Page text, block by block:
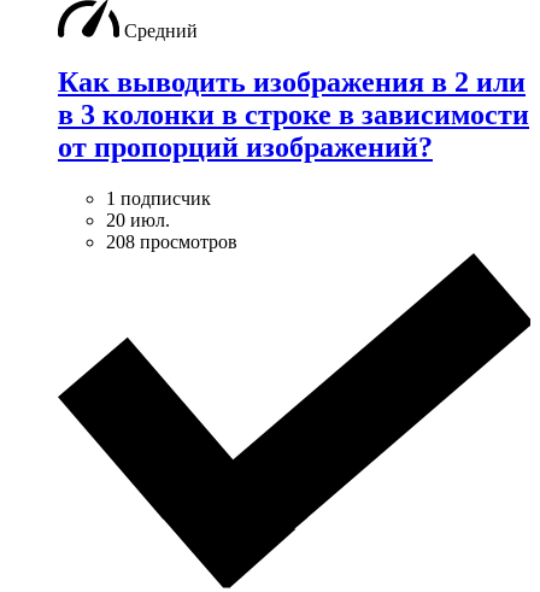
Средний
Как выводить изображения в 2 или
в 3 колонки в строке в зависимости
от пропорций изображений?
1 подписчик
20 июл.
208 просмотров